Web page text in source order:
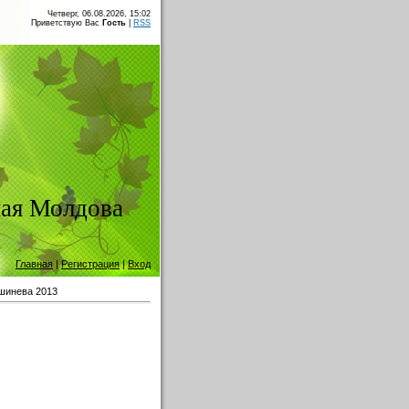
Четверг, 06.08.2026, 15:02
Приветствую Вас Гость RSS
Молдова
Главная |Регистрация|Вход
2013